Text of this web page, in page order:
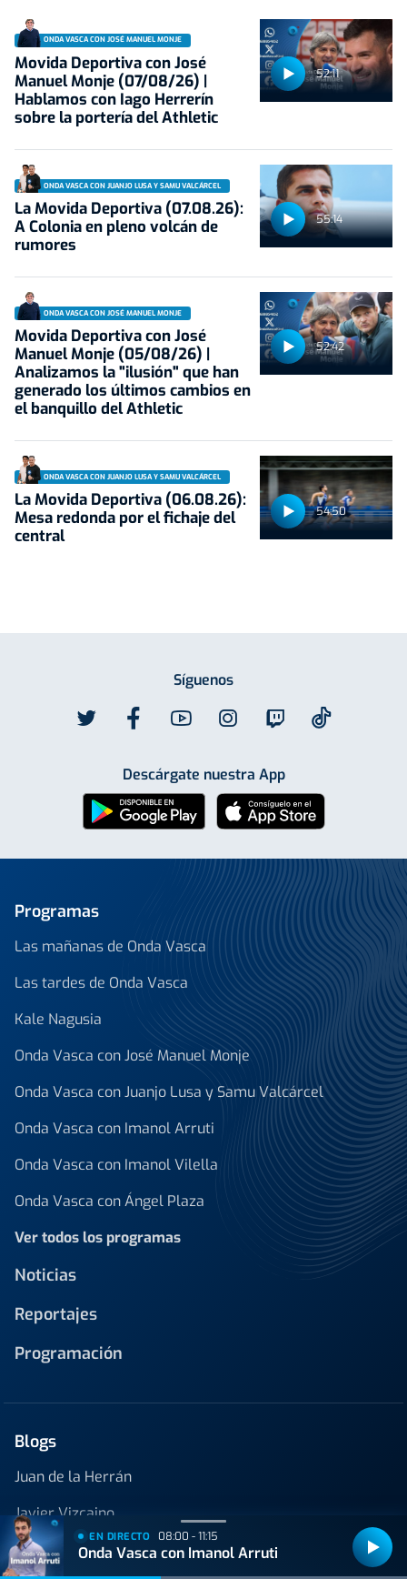
52:11
ONDA VASCA CON JOSÉ MANUEL MONJE
Movida Deportiva con José
Manuel Monje (07/08/26) |
Hablamos con Iago Herrerín
sobre la portería del Athletic
55:14
ONDA VASCA CON JUANJO LUSA Y SAMU VALCÁRCEL
La Movida Deportiva (07.08.26):
A Colonia en pleno volcán de
rumores
52:42
ONDA VASCA CON JOSÉ MANUEL MONJE
Movida Deportiva con José
Manuel Monje (05/08/26) |
Analizamos la "ilusión" que han
generado los últimos cambios en
el banquillo del Athletic
54:50
ONDA VASCA CON JUANJO LUSA Y SAMU VALCÁRCEL
La Movida Deportiva (06.08.26):
Mesa redonda por el fichaje del
central
Síguenos
Descárgate nuestra App
Programas
Las mañanas de Onda Vasca
Las tardes de Onda Vasca
Kale Nagusia
Onda Vasca con José Manuel Monje
Onda Vasca con Juanjo Lusa y Samu Valcárcel
Onda Vasca con Imanol Arruti
Onda Vasca con Imanol Vilella
Onda Vasca con Ángel Plaza
Ver todos los programas
Noticias
Reportajes
Programación
Blogs
Juan de la Herrán
Javier Vizcaino
Cocina con nervio
EN DIRECTO 08:00 - 11:15
Onda Vasca con Imanol Arruti